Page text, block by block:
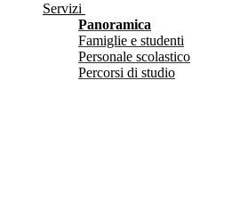
Servizi
Panoramica
Famiglie e studenti
Personale scolastico
Percorsi di studio